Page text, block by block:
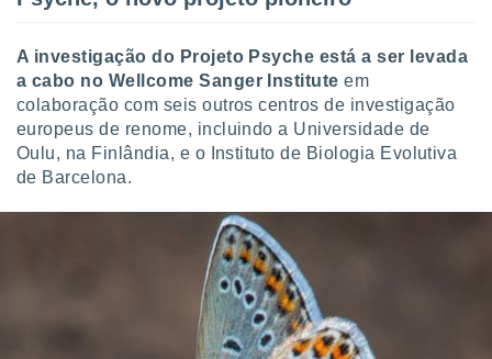
utilizar
A investigação do Projeto Psyche está a ser levada
a cabo no Wellcome Sanger Institute em
colaboração com seis outros centros de investigação
europeus de renome, incluindo a Universidade de
Oulu, na Finlândia, e o Instituto de Biologia Evolutiva
de Barcelona.